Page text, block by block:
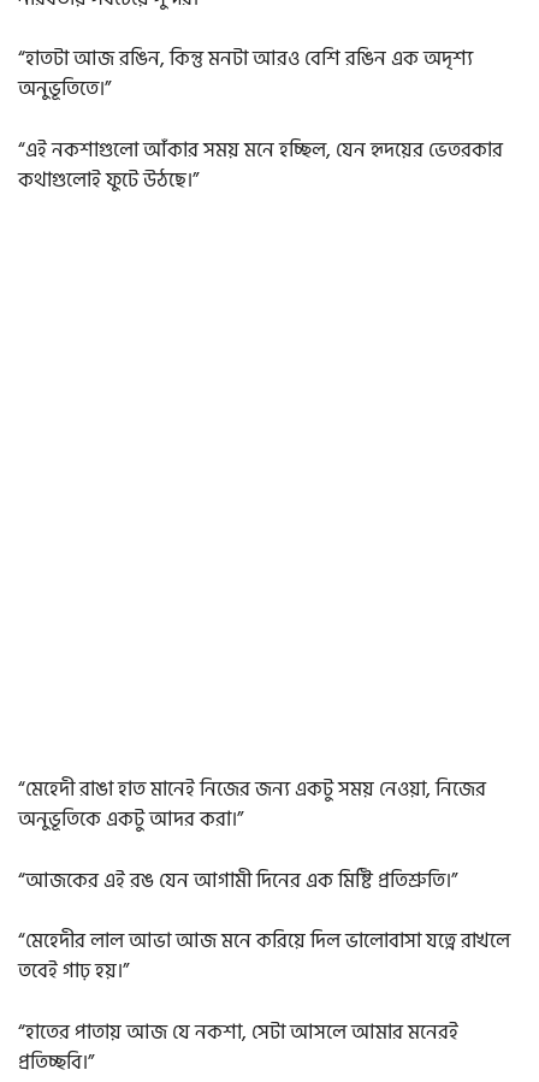
“হাতটা আজ রঙিন, কিন্তু মনটা আরও বেশি রঙিন এক অদৃশ্য
অনুভূতিতে।”
“এই নকশাগুলো আঁকার সময় মনে হচ্ছিল, যেন হৃদয়ের ভেতরকার
কথাগুলোই ফুটে উঠছে।”
“মেহেদী রাঙা হাত মানেই নিজের জন্য একটু সময় নেওয়া, নিজের
অনুভূতিকে একটু আদর করা।”
“আজকের এই রঙ যেন আগামী দিনের এক মিষ্টি প্রতিশ্রুতি।”
“মেহেদীর লাল আভা আজ মনে করিয়ে দিল ভালোবাসা যত্নে রাখলে
তবেই গাঢ় হয়।”
“হাতের পাতায় আজ যে নকশা, সেটা আসলে আমার মনেরই
প্রতিচ্ছবি।”